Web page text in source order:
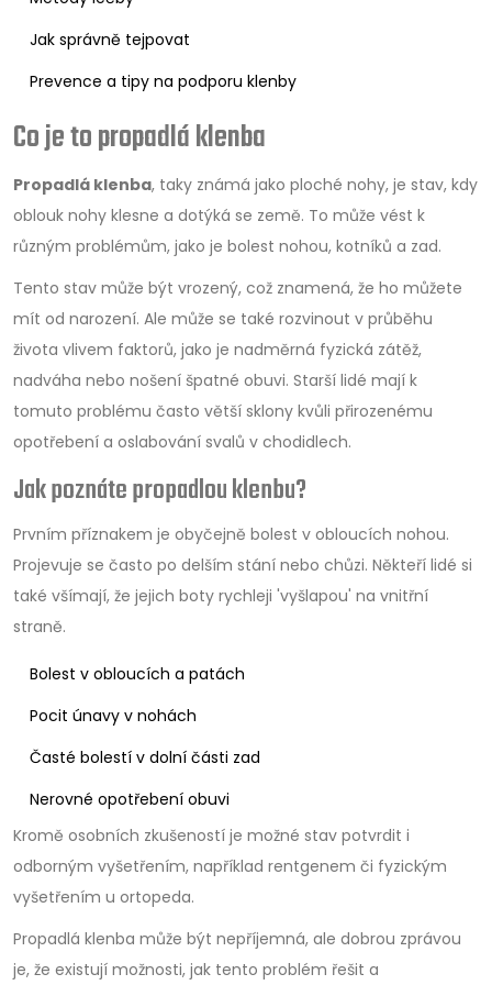
Jak správně tejpovat
Prevence a tipy na podporu klenby
Co je to propadlá klenba
Propadlá klenba, taky známá jako ploché nohy, je stav, kdy
oblouk nohy klesne a dotýká se země. To může vést k
různým problémům, jako je bolest nohou, kotníků a zad.
Tento stav může být vrozený, což znamená, že ho můžete
mít od narození. Ale může se také rozvinout v průběhu
života vlivem faktorů, jako je nadměrná fyzická zátěž,
nadváha nebo nošení špatné obuvi. Starší lidé mají k
tomuto problému často větší sklony kvůli přirozenému
opotřebení a oslabování svalů v chodidlech.
Jak poznáte propadlou klenbu?
Prvním příznakem je obyčejně bolest v obloucích nohou.
Projevuje se často po delším stání nebo chůzi. Někteří lidé si
také všímají, že jejich boty rychleji 'vyšlapou' na vnitřní
straně.
Bolest v obloucích a patách
Pocit únavy v nohách
Časté bolestí v dolní části zad
Nerovné opotřebení obuvi
Kromě osobních zkušeností je možné stav potvrdit i
odborným vyšetřením, například rentgenem či fyzickým
vyšetřením u ortopeda.
Propadlá klenba může být nepříjemná, ale dobrou zprávou
je, že existují možnosti, jak tento problém řešit a